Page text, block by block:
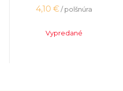
4,10 € / polšnúra
Vypredané